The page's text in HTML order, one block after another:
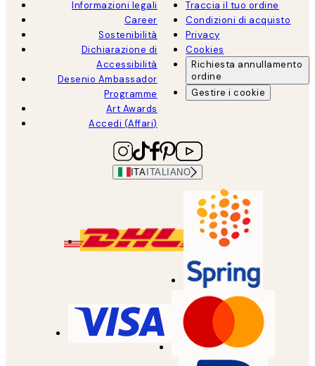
Informazioni legali
Career
Sostenibilità
Dichiarazione di
Accessibilità
Desenio Ambassador
Programme
Art Awards
Accedi (Affari)
Traccia il tuo ordine
Condizioni di acquisto
Privacy
Cookies
Richiesta annullamento
ordine
Gestire i cookie
ITA ITALIANO